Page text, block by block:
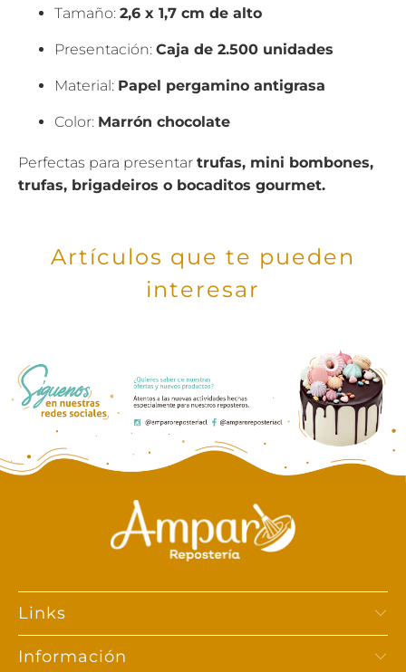
Tamaño: 2,6 x 1,7 cm de alto
Presentación: Caja de 2.500 unidades
Material: Papel pergamino antigrasa
Color: Marrón chocolate
Perfectas para presentar trufas, mini bombones,
trufas, brigadeiros o bocaditos gourmet.
Artículos que te pueden
interesar
Links
Información